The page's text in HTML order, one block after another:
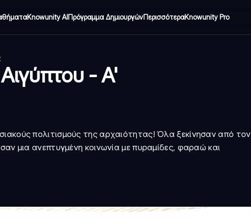
Knowunity AIΠρόγραμμα ΔημιουργώνΠερισσότεραKnowunity Pro
- Α'
πολιτισμούς της αρχαιότητας! Όλα ξεκίνησαν από τον
μια ανεπτυγμένη κοινωνία με πυραμίδες, φαραώ και